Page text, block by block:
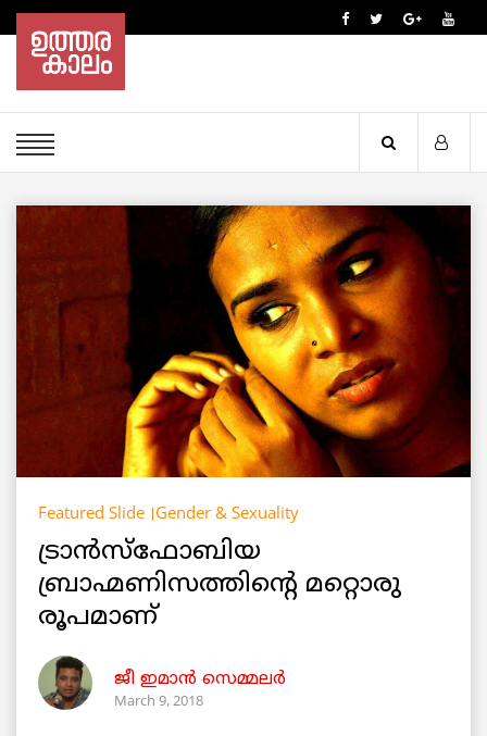
Featured Slide Gender & Sexuality
ട്രാന്‍സ്‌ഫോബിയ
ബ്രാഹ്മണിസത്തിന്റെ മറ്റൊരു
രൂപമാണ്
ജീ ഇമാന്‍ സെമ്മലര്‍
March 9, 2018